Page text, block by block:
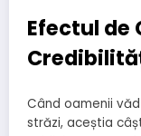
Efectul de
Când oamenii
străzi, aceștia